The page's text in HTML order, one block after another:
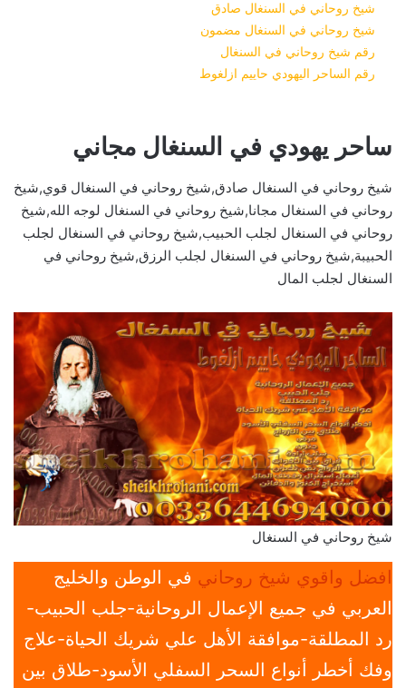
شيخ روحاني في السنغال صادق
شيخ روحاني في السنغال مضمون
رقم شيخ روحاني في السنغال
رقم الساحر اليهودي حاييم ازلغوط
ساحر يهودي في السنغال مجاني
شيخ روحاني في السنغال صادق,شيخ روحاني في السنغال قوي,شيخ
روحاني في السنغال مجانا,شيخ روحاني في السنغال لوجه الله,شيخ
روحاني في السنغال لجلب الحبيب,شيخ روحاني في السنغال لجلب
الحبيبة,شيخ روحاني في السنغال لجلب الرزق,شيخ روحاني في
السنغال لجلب المال
شيخ روحاني في السنغال
افضل واقوي شيخ روحاني في الوطن والخليج
العربي في جميع الإعمال الروحانية-جلب الحبيب-
رد المطلقة-موافقة الأهل علي شريك الحياة-علاج
وفك أخطر أنواع السحر السفلي الأسود-طلاق بين